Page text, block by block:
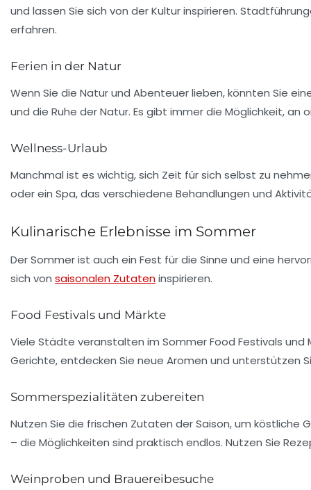
und lassen Sie sich von der Kultur inspirieren.
erfahren.
Ferien in der Natur
Wenn Sie die Natur und Abenteuer lieben, könnten Sie
und die Ruhe der Natur. Es gibt immer die Möglichkeit,
Wellness-Urlaub
Manchmal ist es wichtig, sich Zeit für sich selbst zu
oder ein Spa, das verschiedene Behandlungen und
Kulinarische Erlebnisse im Sommer
Der Sommer ist auch ein Fest für die Sinne und eine
sich von saisonalen Zutateninspirieren.
Food Festivals und Märkte
Viele Städte veranstalten im Sommer Food Festivals und
Gerichte, entdecken Sie neue Aromen und unterstützen
Sommerspezialitäten zubereiten
Nutzen Sie die frischen Zutaten der Saison, um köstliche
– die Möglichkeiten sind praktisch endlos. Nutzen Sie
Weinproben und Brauereibesuche